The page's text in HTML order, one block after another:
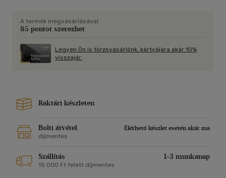
A termék megvásárlásával
85 pontot szerezhet
Legyen Ön is törzsvásárlónk, kártyájára akár 10%
visszajár.
Raktári készleten
Bolti átvétel
Elérhető készlet esetén akár ma
díjmentes
Szállítás 1-3 munkanap
15 000 Ft felett díjmentes